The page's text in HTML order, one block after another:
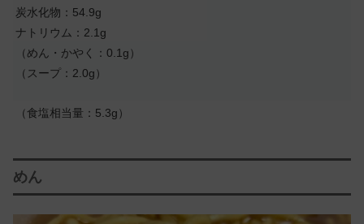
炭水化物：54.9g
ナトリウム：2.1g
（めん・かやく：0.1g）
（スープ：2.0g）
（食塩相当量：5.3g）
めん